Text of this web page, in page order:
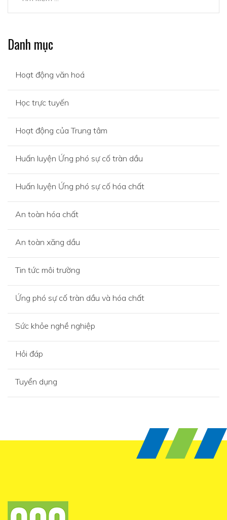
Danh mục
Hoạt động văn hoá
Học trực tuyến
Hoạt động của Trung tâm
Huấn luyện Ứng phó sự cố tràn dầu
Huấn luyện Ứng phó sự cố hóa chất
An toàn hóa chất
An toàn xăng dầu
Tin tức môi trường
Ứng phó sự cố tràn dầu và hóa chất
Sức khỏe nghề nghiệp
Hỏi đáp
Tuyển dụng